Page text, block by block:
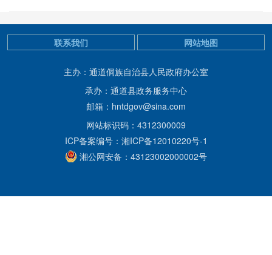
主办：通道侗族自治县人民政府办公室
承办：通道县政务服务中心
邮箱：hntdgov@sina.com
网站标识码：4312300009
ICP备案编号：湘ICP备12010220号-1
湘公网安备：43123002000002号
联系我们 网站地图